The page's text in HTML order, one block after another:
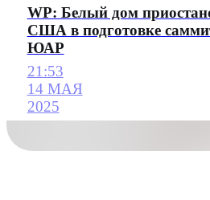
WP: Белый дом
США в подготовке
ЮАР
21:53
14 МАЯ
2025